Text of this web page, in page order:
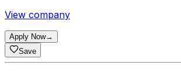
View company
Apply Now→
Save